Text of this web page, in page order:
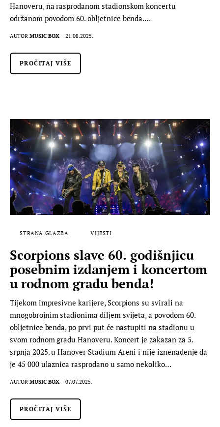
Hanoveru, na rasprodanom stadionskom koncertu
održanom povodom 60. obljetnice benda.…
AUTOR MUSIC BOX 21.08.2025.
PROČITAJ VIŠE
STRANA GLAZBA VIJESTI
Scorpions slave 60. godišnjicu
posebnim izdanjem i koncertom
u rodnom gradu benda!
Tijekom impresivne karijere, Scorpions su svirali na
mnogobrojnim stadionima diljem svijeta, a povodom 60.
obljetnice benda, po prvi put će nastupiti na stadionu u
svom rodnom gradu Hanoveru. Koncert je zakazan za 5.
srpnja 2025. u Hanover Stadium Areni i nije iznenađenje da
je 45 000 ulaznica rasprodano u samo nekoliko…
AUTOR MUSIC BOX 07.07.2025.
PROČITAJ VIŠE